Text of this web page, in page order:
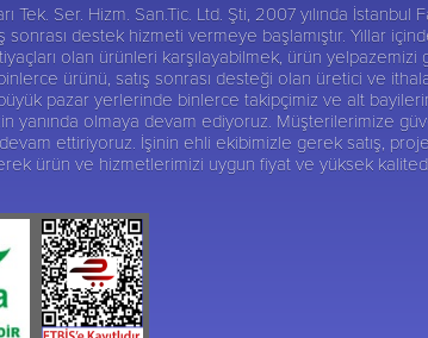
Tek. Ser. Hizm. San.Tic. Ltd. Şti, 2007 yılında
sonrası destek hizmeti vermeye başlamıştır.
olan ürünleri karşılayabilmek, ürün
ürünü, satış sonrası desteği olan üretici ve
pazar yerlerinde binlerce takipçimiz ve alt
yanında olmaya devam ediyoruz. Müşterilerimize
ettiriyoruz. İşinin ehli ekibimizle gerek satış,
ürün ve hizmetlerimizi uygun fiyat ve yüksek